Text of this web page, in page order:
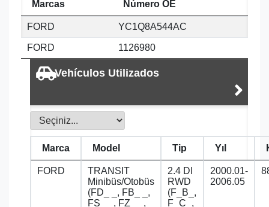
Marcas Número OE
FORD YC1Q8A544AC
FORD 1126980
Vehículos Utilizados
Marca Model Tip Yıl
FORD
TRANSIT
Minibüs/Otobüs
(FD_ _, FB_ _,
FS_ _, FZ_ _,
2.4 DI
RWD
(F_B_,
F_C_,
2000.01-
2006.05